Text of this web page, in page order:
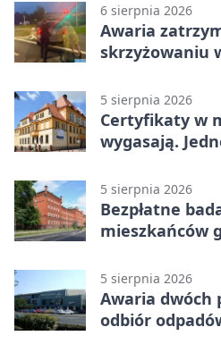
6 sierpnia 2026
Awaria
skrzyżowaniu
5 sierpnia 2026
Certyfikaty w
wygasają.
5 sierpnia 2026
Bezpłatne
mieszkańców
5 sierpnia 2026
Awaria dwóch
odbiór